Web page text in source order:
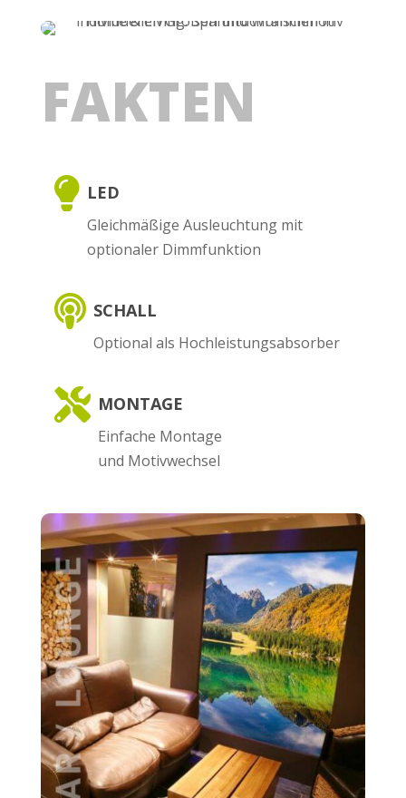
FAKTEN
 LED
Gleichmäßige Ausleuchtung mit
optionaler Dimmfunktion
 SCHALL
Optional als Hochleistungsabsorber
 MONTAGE
Einfache Montage
und Motivwechsel